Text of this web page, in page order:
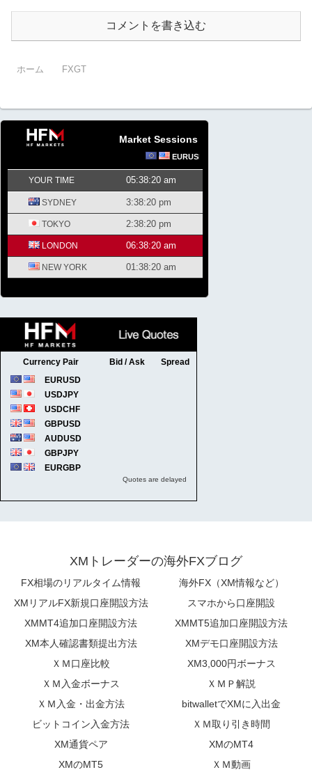
コメントを書き込む
ホーム FXGT
Market Sessions
XMトレーダーの海外FXブログ
FX相場のリアルタイム情報
海外FX（XM情報など）
XMリアルFX新規口座開設方法
スマホから口座開設
XMMT4追加口座開設方法
XMMT5追加口座開設方法
XM本人確認書類提出方法
XMデモ口座開設方法
ＸＭ口座比較
XM3,000円ボーナス
ＸＭ入金ボーナス
ＸＭＰ解説
ＸＭ入金・出金方法
bitwalletでXMに入出金
ビットコイン入金方法
ＸＭ取り引き時間
XM通貨ペア
XMのMT4
XMのMT5
ＸＭ動画